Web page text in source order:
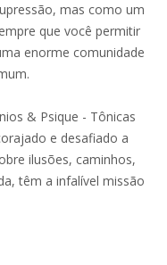
mas como um
que você permitir
enorme comunidade
& Psique - Tônicas
e desafiado a
ilusões, caminhos,
têm a infalível missão